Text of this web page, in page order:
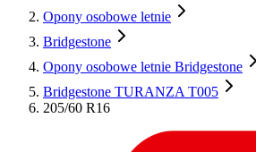
Opony osobowe letnie
Bridgestone
Opony osobowe letnie Bridgestone
Bridgestone TURANZA T005
205/60 R16